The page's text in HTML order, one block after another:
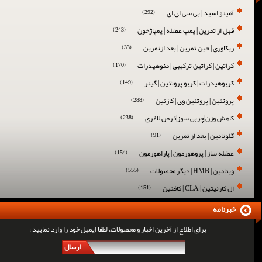
آمینو اسید | بی سی ای ای (292)
قبل از تمرین | پمپ عضله | پمپاژخون (243)
ریکاوری | حین تمرین | بعد ازتمرین (33)
کراتین | کراتین ترکیبی | منوهیدرات (170)
کربوهیدرات | کربو پروتئین | گینر (149)
پروتئین | پروتئین وی | کازئین (288)
کاهش وزن|چربی سوز|قرص لاغری (238)
گلوتامین | بعد از تمرین (91)
عضله ساز | پروهورمون | پاراهورمون (154)
ویتامین | HMB | دیگر محصولات (555)
ال کارنیتین | CLA | کافئین (151)
برای اطلاع از آخرین اخبار و محصولات، لطفا ایمیل خود را وارد نمایید :
ارسال
خبرنامه